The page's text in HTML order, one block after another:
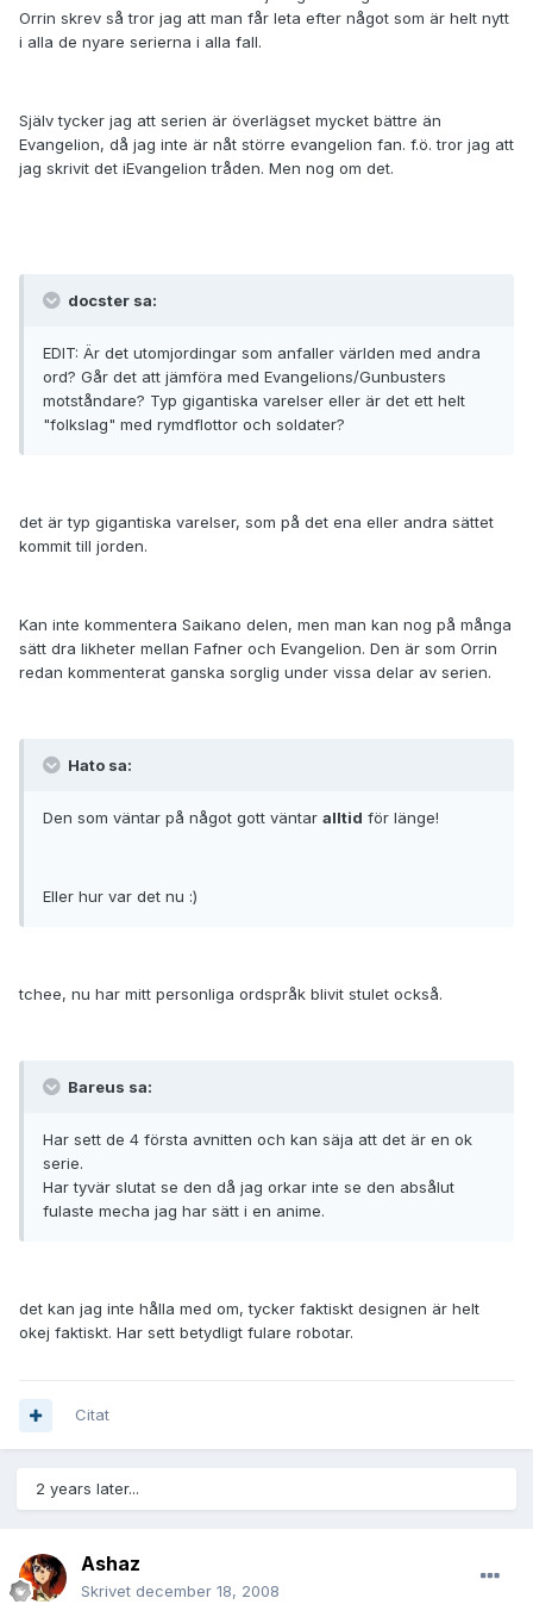
Orrin skrev så tror jag att man får leta efter något som är helt nytt
i alla de nyare serierna i alla fall.
Själv tycker jag att serien är överlägset mycket bättre än
Evangelion, då jag inte är nåt större evangelion fan. f.ö. tror jag att
jag skrivit det iEvangelion tråden. Men nog om det.
docster sa:
EDIT: Är det utomjordingar som anfaller världen med andra
ord? Går det att jämföra med Evangelions/Gunbusters
motståndare? Typ gigantiska varelser eller är det ett helt
"folkslag" med rymdflottor och soldater?
det är typ gigantiska varelser, som på det ena eller andra sättet
kommit till jorden.
Kan inte kommentera Saikano delen, men man kan nog på många
sätt dra likheter mellan Fafner och Evangelion. Den är som Orrin
redan kommenterat ganska sorglig under vissa delar av serien.
Hato sa:
Den som väntar på något gott väntar alltid för länge!
Eller hur var det nu :)
tchee, nu har mitt personliga ordspråk blivit stulet också.
Bareus sa:
Har sett de 4 första avnitten och kan säja att det är en ok
serie.
Har tyvär slutat se den då jag orkar inte se den absålut
fulaste mecha jag har sätt i en anime.
det kan jag inte hålla med om, tycker faktiskt designen är helt
okej faktiskt. Har sett betydligt fulare robotar.
Citat
2 years later...
Ashaz
Skrivet december 18, 2008